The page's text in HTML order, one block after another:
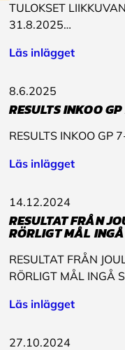
TULOKSET
31.8.2025…
Läs inlägget
8.6.2025
RESULTS INKOO
RESULTS INKOO
Läs inlägget
14.12.2024
RESULTAT FRÅN
RÖRLIGT MÅL
RESULTAT FRÅN
RÖRLIGT MÅL INGÅ
Läs inlägget
27.10.2024